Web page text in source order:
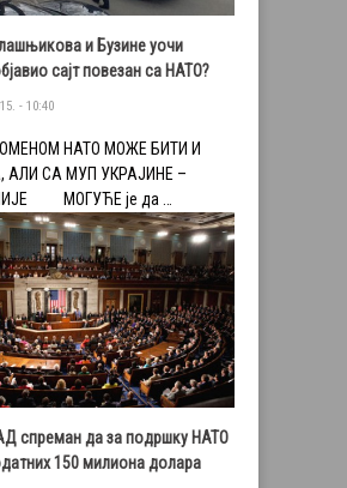
и Бузине уочи
сајт повезан са НАТО?
- 10:40
НАТО МОЖЕ БИТИ И
АЛИ СА МУП УКРАЈИНЕ –
МОГУЋЕ је да …
спреман да за подршку НАТО
150 милиона долара